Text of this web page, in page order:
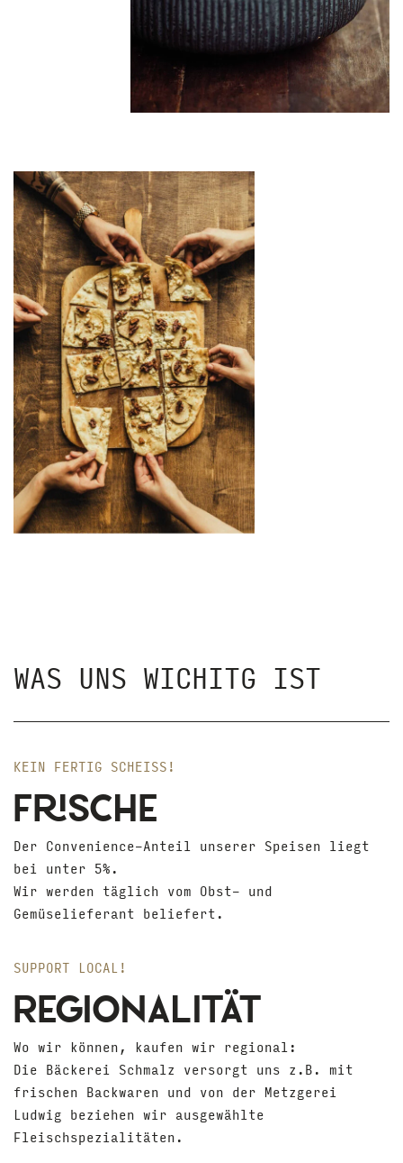
WAS UNS WICHITG IST
KEIN FERTIG SCHEISS!
FRISCHE
Der Convenience-Anteil unserer Speisen liegt
bei unter 5%.
Wir werden täglich vom Obst- und
Gemüselieferant beliefert.
SUPPORT LOCAL!
REGIONALITÄT
Wo wir können, kaufen wir regional:
Die Bäckerei Schmalz versorgt uns z.B. mit
frischen Backwaren und von der Metzgerei
Ludwig beziehen wir ausgewählte
Fleischspezialitäten.